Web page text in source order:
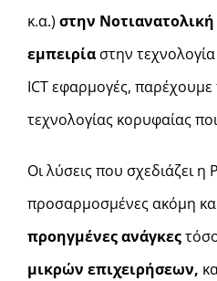
κ.α.) στην
εμπειρίαστην τεχνολογία
ICT εφαρμογές, παρέχουμε
τεχνολογίας κορυφαίας
Οι λύσεις που σχεδιάζει η
προσαρμοσμένες ακόμη
προηγμένες ανάγκες
μικρών επιχειρήσεων,